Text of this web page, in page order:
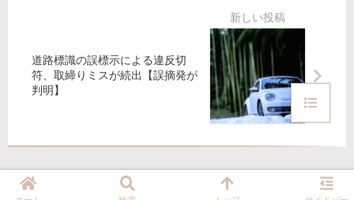
が判
明】
げへ
は
イン
シア
ター
|
2020
年イ
ト情
報
道路標識の誤標示による違反切
符、取締りミスが続出【誤摘発が
判明】